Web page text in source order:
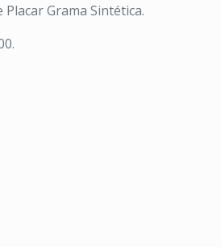
Grama Sintética.